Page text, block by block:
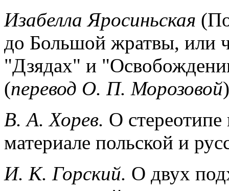
Изабелла Яросиньская
до Большой жратвы, или
"Дзядах" и
(перевод О. П. Морозовой)
В. А. Хорев. О
материале польской и
И. К. Горский. О двух